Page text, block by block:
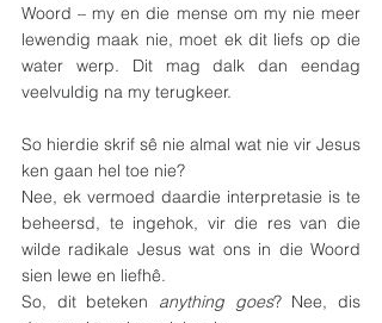
Woord – my en die mense om my nie meer
lewendig maak nie, moet ek dit liefs op die
water werp. Dit mag dalk dan eendag
veelvuldig na my terugkeer.
So hierdie skrif sê nie almal wat nie vir Jesus
ken gaan hel toe nie?
Nee, ek vermoed daardie interpretasie is te
beheersd, te ingehok, vir die res van die
wilde radikale Jesus wat ons in die Woord
sien lewe en liefhê.
So, dit beteken anything goes? Nee, dis